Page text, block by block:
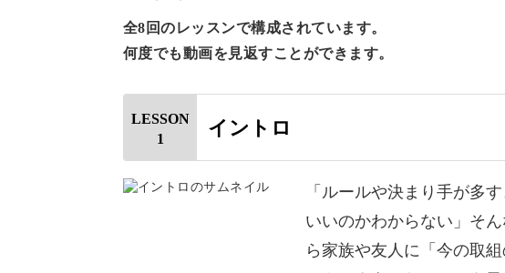
「相撲って専門用語が多くて、難しそう…」そんな
だからこそこの講座では、まずは“推し力士を見つ
自分の好きな力士が見つかると、観戦はぐっと身
全8回のレッスンで構成されています。
何度でも動画を見返すことができます。
LESSON
1
イントロ
「ルールや決まり手が多
いいのかわからない」そ
ら家族や友人に「今の取